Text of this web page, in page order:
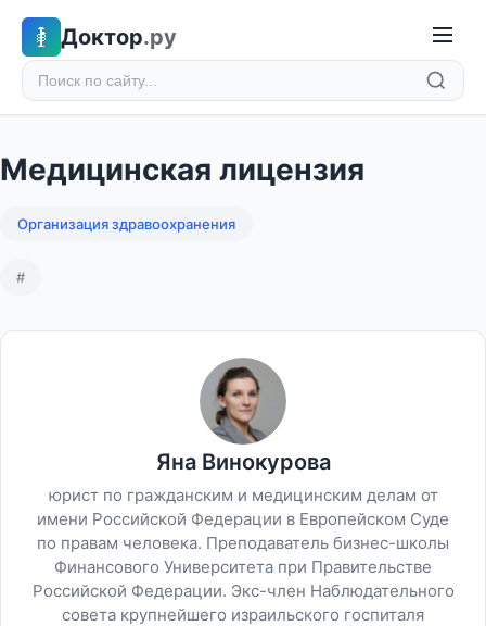
Доктор.ру
Медицинская лицензия
Организация здравоохранения
#
Яна Винокурова
юрист по гражданским и медицинским делам от
имени Российской Федерации в Европейском Суде
по правам человека. Преподаватель бизнес-школы
Финансового Университета при Правительстве
Российской Федерации. Экс-член Наблюдательного
совета крупнейшего израильского госпиталя